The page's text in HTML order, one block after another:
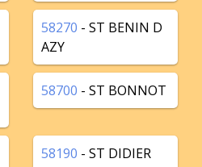
58270 - ST BENIN D
AZY
58700 - ST BONNOT
58190 - ST DIDIER